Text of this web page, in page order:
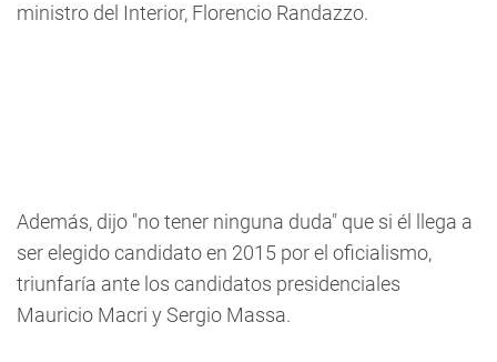
ministro del Interior, Florencio Randazzo.
Además, dijo "no tener ninguna duda" que si él llega a
ser elegido candidato en 2015 por el oficialismo,
triunfaría ante los candidatos presidenciales
Mauricio Macri y Sergio Massa.